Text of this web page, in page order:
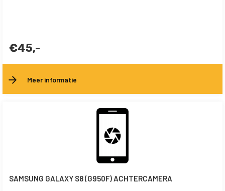
€45,-
Meer informatie
SAMSUNG GALAXY S8 (G950F) ACHTERCAMERA